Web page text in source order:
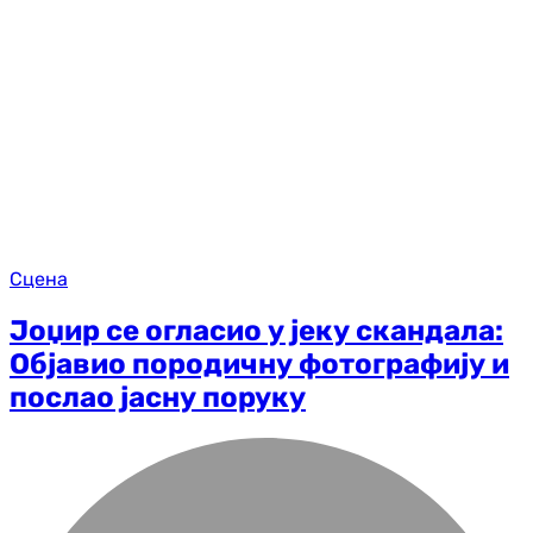
Сцена
Јоџир се огласио у јеку скандала:
Објавио породичну фотографију и
послао јасну поруку